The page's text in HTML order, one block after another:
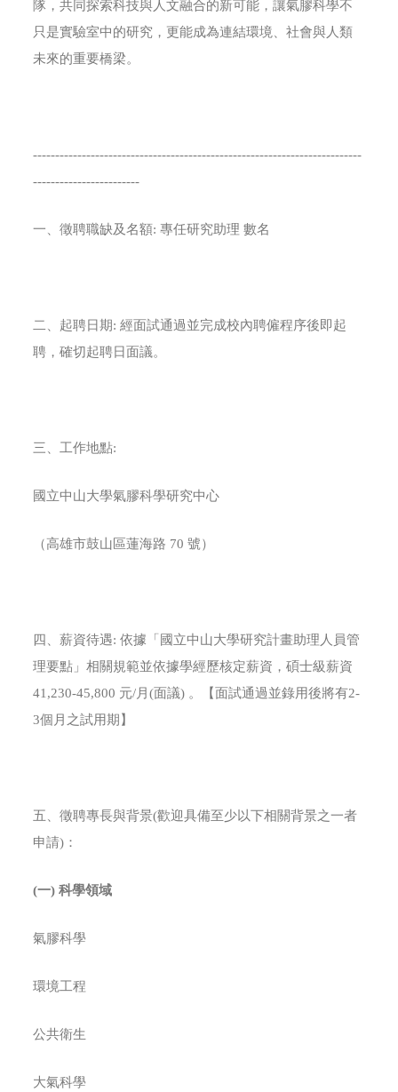
隊，共同探索科技與人文融合的新可能，讓氣膠科學不
只是實驗室中的研究，更能成為連結環境、社會與人類
未來的重要橋梁。
--------------------------------------------------------------------------
------------------------
一、徵聘職缺及名額: 專任研究助理 數名
二、起聘日期: 經面試通過並完成校內聘僱程序後即起
聘，確切起聘日面議。
三、工作地點:
國立中山大學氣膠科學研究中心
（高雄市鼓山區蓮海路 70 號）
四、薪資待遇: 依據「國立中山大學研究計畫助理人員管
理要點」相關規範並依據學經歷核定薪資，碩士級薪資
41,230-45,800 元/月(面議) 。【面試通過並錄用後將有2-
3個月之試用期】
五、徵聘專長與背景(歡迎具備至少以下相關背景之一者
申請)：
(一)科學領域
氣膠科學
環境工程
公共衛生
大氣科學